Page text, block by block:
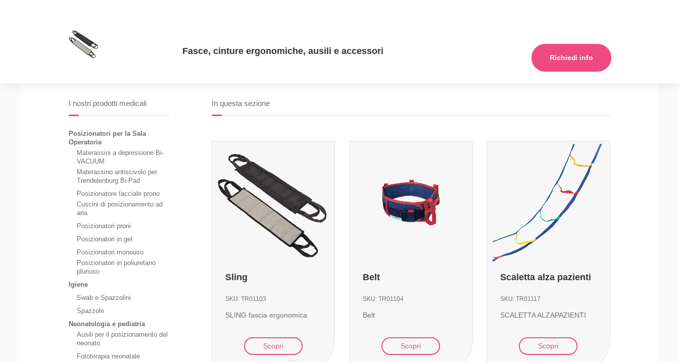
Fasce, cinture ergonomiche, ausili e accessori
Richiedi info
I nostri prodotti medicali
Posizionatori per la Sala
Operatoria
Materassini a depressione Bi-
VACUUM
Materassino antiscivolo per
Trendelenburg Bi-Pad
Posizionatore facciale prono
Cuscini di posizionamento ad
aria
Posizionatori proni
Posizionatori in gel
Posizionatori monouso
Posizionatori in poliuretano
pluriuso
Igiene
Swab e Spazzolini
Spazzole
Neonatologia e pediatria
Ausili per il posizionamento del
neonato
Fototerapia neonatale
In questa sezione
Sling
SKU: TR01103
SLING fascia ergonomica
Scopri
Belt
SKU: TR01104
Belt
Scopri
Scaletta alza pazienti
SKU:TR01117
SCALETTA ALZAPAZIENTI
Scopri